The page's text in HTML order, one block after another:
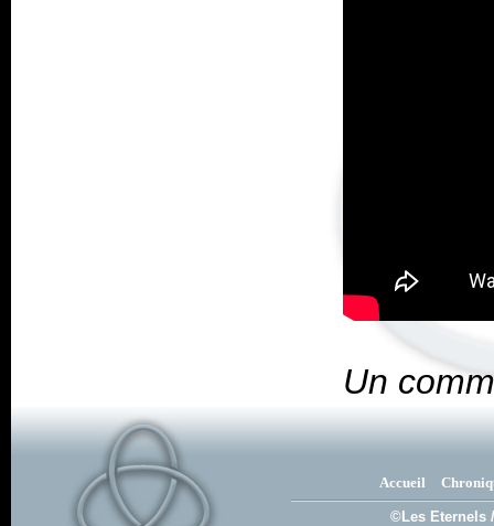
Un
Accueil
©Les Eternels